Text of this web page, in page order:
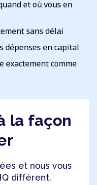
et où vous en
sans délai
dépenses en capital
exactement comme
la façon
et nous vous
différent.